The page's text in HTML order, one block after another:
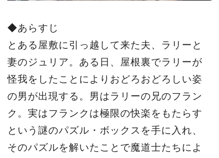
◆あらすじ
とある屋敷に引っ越して来た夫、ラリーと
妻のジュリア。ある日、屋根裏でラリーが
怪我をしたことによりおどろおどろしい姿
の男が出現する。男はラリーの兄のフラン
ク。実はフランクは極限の快楽をもたらす
という謎のパズル・ボックスを手に入れ、
そのパズルを解いたことで魔道士たちによ